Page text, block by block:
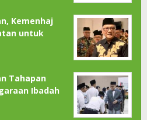
Kemenhaj
untuk
Tahapan
Ibadah